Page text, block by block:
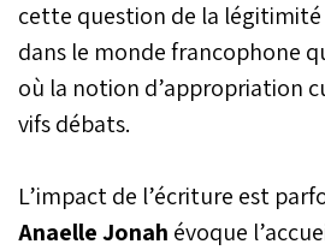
cette question de la
dans le monde francophone
où la notion d’appropriation
vifs débats.
L’impact de l’écriture est
Anaelle Jonah évoque